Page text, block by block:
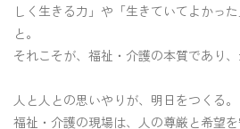
しく生きる力」や「生きていてよかっ
と。
それこそが、福祉・介護の本質であり、
人と人との思いやりが、明日をつくる。
福祉・介護の現場は、人の尊厳と希望